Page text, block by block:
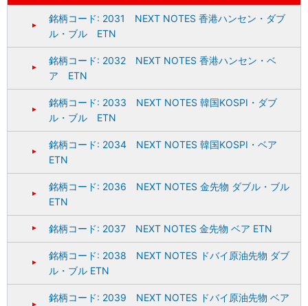
銘柄コード: 2031 NEXT NOTES 香港ハンセン・ダブ
ル・ブル ETN
銘柄コード: 2032 NEXT NOTES 香港ハンセン・ベ
ア ETN
銘柄コード: 2033 NEXT NOTES 韓国KOSPI・ダブ
ル・ブル ETN
銘柄コード: 2034 NEXT NOTES 韓国KOSPI・ベア
ETN
銘柄コード: 2036 NEXT NOTES 金先物 ダブル・ブル
ETN
銘柄コード: 2037 NEXT NOTES 金先物 ベア ETN
銘柄コード: 2038 NEXT NOTES ドバイ原油先物 ダブ
ル・ブル ETN
銘柄コード: 2039 NEXT NOTES ドバイ原油先物 ベア